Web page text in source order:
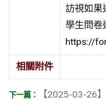
訪視如果
學生問卷
https://
相關附件
【2025-03-26